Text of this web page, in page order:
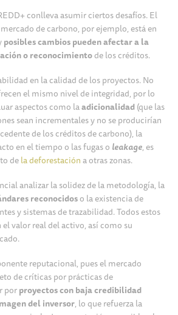
conlleva asumir ciertos desafíos. El
de carbono, por ejemplo, está en
posibles cambios pueden afectar a la
o reconocimientode los créditos.
en la calidad de los proyectos. No
el mismo nivel de integridad, por lo
aspectos como laadicionalidad(que las
sean incrementales y no se producirían
de los créditos de carbono), la
en el tiempo o las fugas o leakage, es
dela deforestacióna otras zonas.
analizar la solidez de la metodología, la
reconocidoso la existencia de
y sistemas de trazabilidad. Todos estos
valor real del activo, así como su
reputacional, pues el mercado
de críticas por prácticas de
porproyectos con baja credibilidad
del inversor, lo que refuerza la